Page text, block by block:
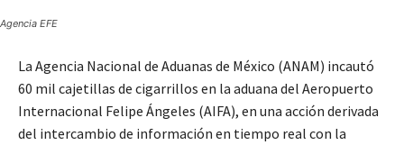
Agencia EFE
La Agencia Nacional de Aduanas de México (ANAM) incautó
60 mil cajetillas de cigarrillos en la aduana del Aeropuerto
Internacional Felipe Ángeles (AIFA), en una acción derivada
del intercambio de información en tiempo real con la